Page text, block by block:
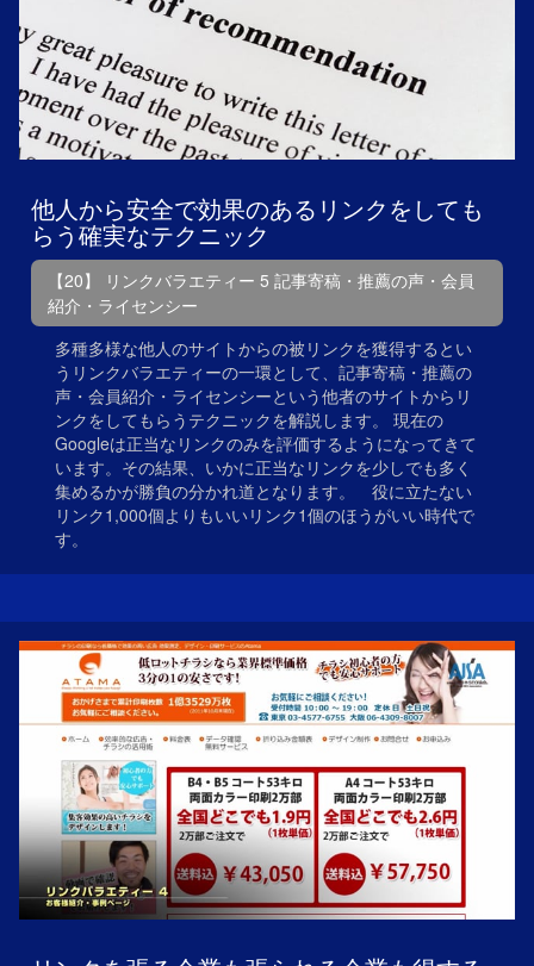
他人から安全で効果のあるリンクをしても
らう確実なテクニック
【20】 リンクバラエティー 5 記事寄稿・推薦の声・会員
紹介・ライセンシー
多種多様な他人のサイトからの被リンクを獲得するとい
うリンクバラエティーの一環として、記事寄稿・推薦の
声・会員紹介・ライセンシーという他者のサイトからリ
ンクをしてもらうテクニックを解説します。 現在の
Googleは正当なリンクのみを評価するようになってきて
います。その結果、いかに正当なリンクを少しでも多く
集めるかが勝負の分かれ道となります。 役に立たない
リンク1,000個よりもいいリンク1個のほうがいい時代で
す。